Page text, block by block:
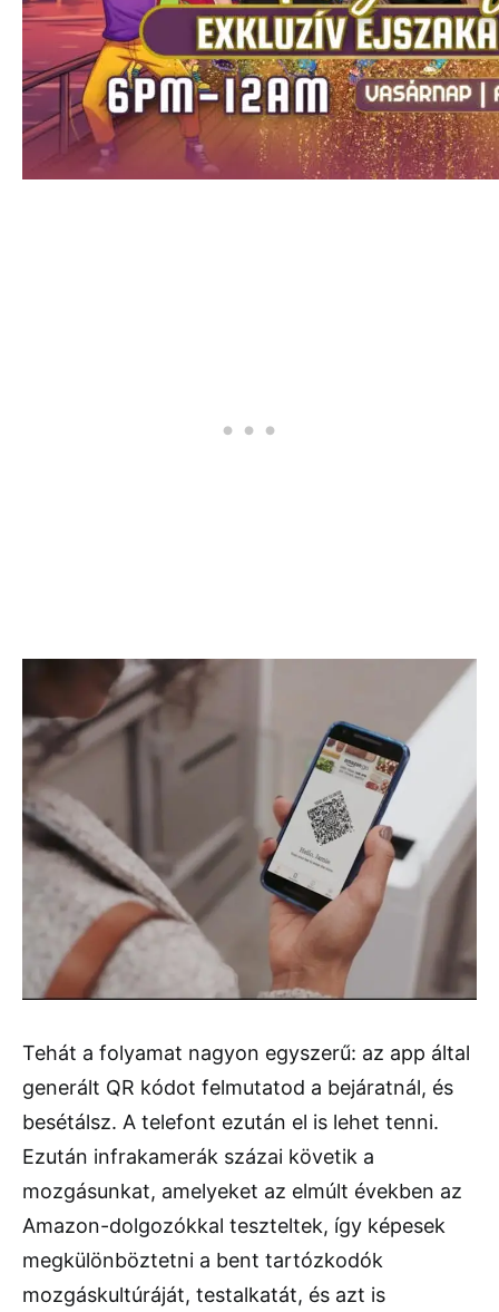
Tehát a folyamat nagyon egyszerű: az app által
generált QR kódot felmutatod a bejáratnál, és
besétálsz. A telefont ezután el is lehet tenni.
Ezután infrakamerák százai követik a
mozgásunkat, amelyeket az elmúlt években az
Amazon-dolgozókkal teszteltek, így képesek
megkülönböztetni a bent tartózkodók
mozgáskultúráját, testalkatát, és azt is